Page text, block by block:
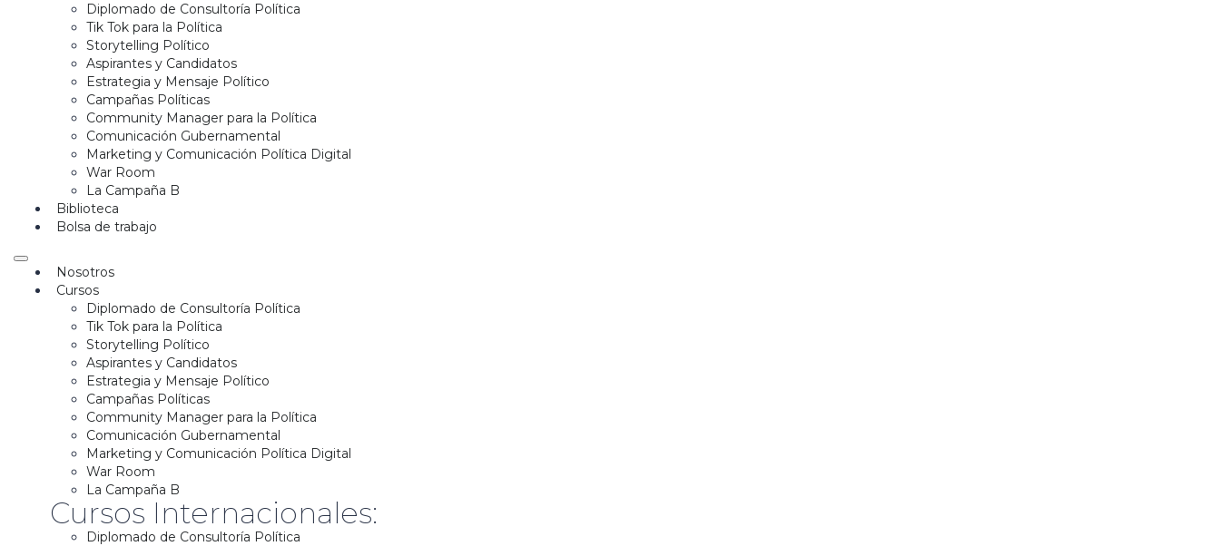
Diplomado de Consultoría Política
Tik Tok para la Política
Storytelling Político
Aspirantes y Candidatos
Estrategia y Mensaje Político
Campañas Políticas
Community Manager para la Política
Comunicación Gubernamental
Marketing y Comunicación Política Digital
War Room
La Campaña B
Biblioteca
Bolsa de trabajo
Nosotros
Cursos
Diplomado de Consultoría Política
Tik Tok para la Política
Storytelling Político
Aspirantes y Candidatos
Estrategia y Mensaje Político
Campañas Políticas
Community Manager para la Política
Comunicación Gubernamental
Marketing y Comunicación Política Digital
War Room
La Campaña B
Cursos Internacionales:
Diplomado de Consultoría Política